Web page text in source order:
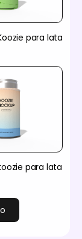
para lata
para lata